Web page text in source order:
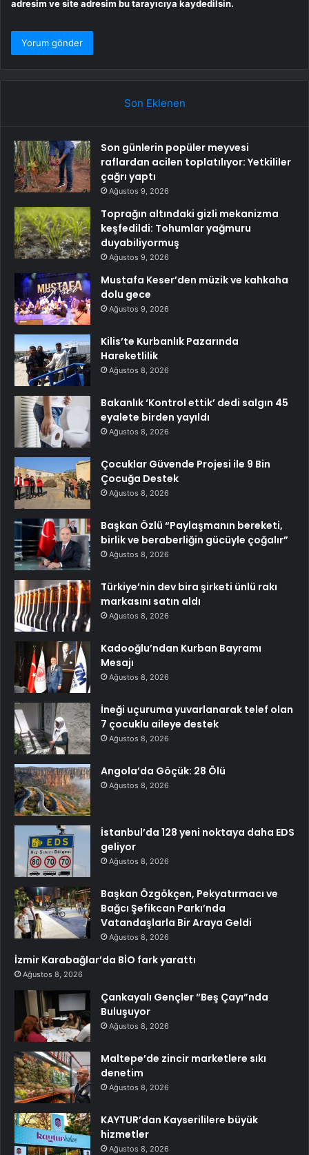
adresim ve site adresim bu tarayıcıya kaydedilsin.
Son Eklenen
Son günlerin popüler meyvesi
raflardan acilen toplatılıyor: Yetkililer
çağrı yaptı
Ağustos 9, 2026
Toprağın altındaki gizli mekanizma
keşfedildi: Tohumlar yağmuru
duyabiliyormuş
Ağustos 9, 2026
Mustafa Keser’den müzik ve kahkaha
dolu gece
Ağustos 9, 2026
Kilis’te Kurbanlık Pazarında
Hareketlilik
Ağustos 8, 2026
Bakanlık ‘Kontrol ettik’ dedi salgın 45
eyalete birden yayıldı
Ağustos 8, 2026
Çocuklar Güvende Projesi ile 9 Bin
Çocuğa Destek
Ağustos 8, 2026
Başkan Özlü “Paylaşmanın bereketi,
birlik ve beraberliğin gücüyle çoğalır”
Ağustos 8, 2026
Türkiye’nin dev bira şirketi ünlü rakı
markasını satın aldı
Ağustos 8, 2026
Kadooğlu’ndan Kurban Bayramı
Mesajı
Ağustos 8, 2026
İneği uçuruma yuvarlanarak telef olan
7 çocuklu aileye destek
Ağustos 8, 2026
Angola’da Göçük: 28 Ölü
Ağustos 8, 2026
İstanbul’da 128 yeni noktaya daha EDS
geliyor
Ağustos 8, 2026
Başkan Özgökçen, Pekyatırmacı ve
Bağcı Şefikcan Parkı’nda
Vatandaşlarla Bir Araya Geldi
Ağustos 8, 2026
İzmir Karabağlar’da BİO fark yarattı
Ağustos 8, 2026
Çankayalı Gençler “Beş Çayı”nda
Buluşuyor
Ağustos 8, 2026
Maltepe’de zincir marketlere sıkı
denetim
Ağustos 8, 2026
KAYTUR’dan Kayserililere büyük
hizmetler
Ağustos 8, 2026